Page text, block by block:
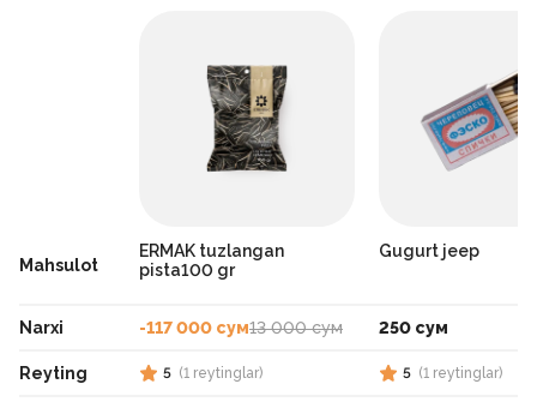
Mahsulot
Narxi
Reyting
ERMAK tuzlangan
pista100 gr
-117 000 сум13 000 сум
5 (1 reytinglar)
Gugurt jeep
250 сум
5 (1 reytinglar)